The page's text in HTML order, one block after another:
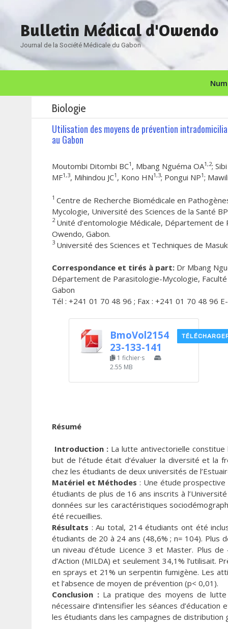
contenuBulletin Médical d'Owendo
Journal de la Société Médicale du Gabon
Biologie
Utilisation des moyens de prévention
au Gabon
Moutombi Ditombi BC1 , Mbang Nguéma OA1,2;
MF1,3, Mihindou JC1 , Kono HN1,3; Pongui NP1;
1 Centre de Recherche Biomédicale en
Mycologie, Université des Sciences de la Santé
2 Unité d’entomologie Médicale, Département
Owendo, Gabon.
3 Université des Sciences et Techniques de
Correspondance et tirés à part: Dr Mbang
Département de Parasitologie-Mycologie,
Gabon
Tél : +241 01 70 48 96 ; Fax : +241 01 70 48 96
BmoVol2154
23-133-141
1 fichier·s
2.55 MB
Résumé
Introduction : La lutte antivectorielle
but de l’étude était d’évaluer la diversité et la
chez les étudiants de deux universités de
Matériel et Méthodes : Une étude
étudiants de plus de 16 ans inscrits à
données sur les caractéristiques
été recueillies.
Résultats : Au total, 214 étudiants ont été
étudiants de 20 à 24 ans (48,6% ; n= 104). Plus
un niveau d’étude Licence 3 et Master. Plus
d’Action (MILDA) et seulement 34,1% l’utilisait.
en sprays et 21% un serpentin fumigène. Les
et l’absence de moyen de prévention (p< 0,01).
Conclusion : La pratique des moyens de
nécessaire d’intensifier les séances
les étudiants dans les campagnes de distribution